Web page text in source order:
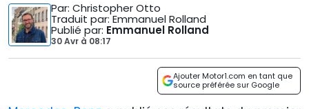
Par: Christopher Otto
Traduit par: Emmanuel Rolland
Publié par: Emmanuel Rolland
30 Avr à 08:17
Ajouter Motor1.com en tant que
source préférée sur Google